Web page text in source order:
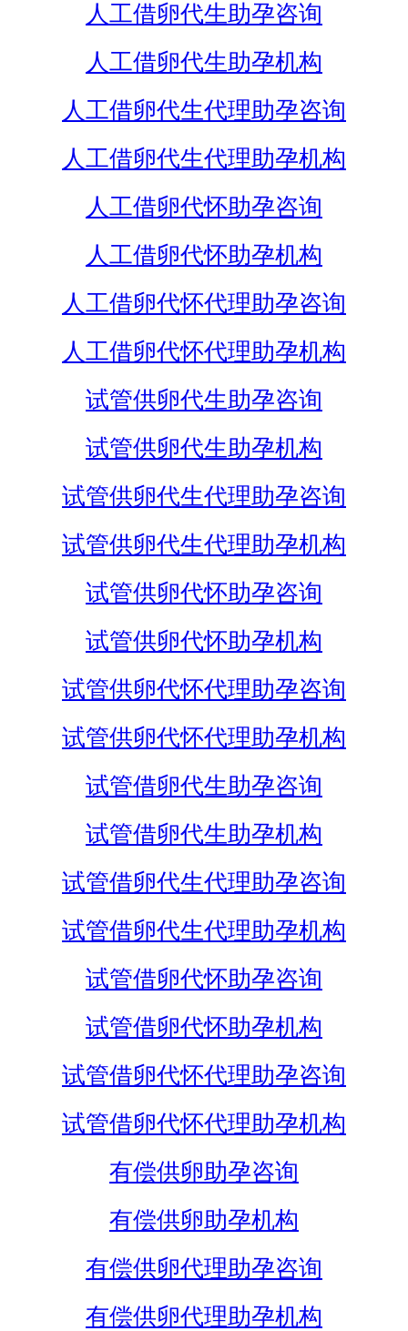
人工借卵代生助孕咨询
人工借卵代生助孕机构
人工借卵代生代理助孕咨询
人工借卵代生代理助孕机构
人工借卵代怀助孕咨询
人工借卵代怀助孕机构
人工借卵代怀代理助孕咨询
人工借卵代怀代理助孕机构
试管供卵代生助孕咨询
试管供卵代生助孕机构
试管供卵代生代理助孕咨询
试管供卵代生代理助孕机构
试管供卵代怀助孕咨询
试管供卵代怀助孕机构
试管供卵代怀代理助孕咨询
试管供卵代怀代理助孕机构
试管借卵代生助孕咨询
试管借卵代生助孕机构
试管借卵代生代理助孕咨询
试管借卵代生代理助孕机构
试管借卵代怀助孕咨询
试管借卵代怀助孕机构
试管借卵代怀代理助孕咨询
试管借卵代怀代理助孕机构
有偿供卵助孕咨询
有偿供卵助孕机构
有偿供卵代理助孕咨询
有偿供卵代理助孕机构